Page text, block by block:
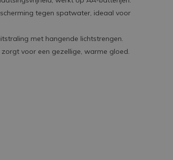
tegen spatwater, ideaal voor
met hangende lichtstrengen.
voor een gezellige, warme gloed.